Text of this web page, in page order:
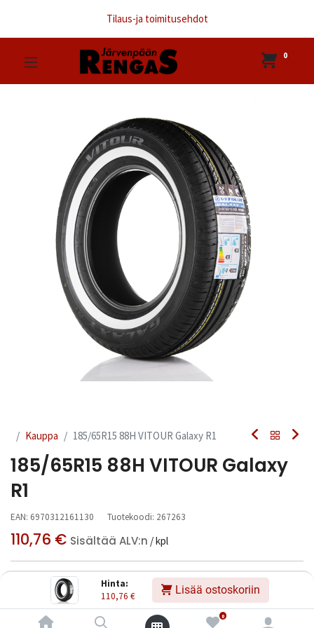
Hinta:
110,76 € Lisää ostoskoriin
0
Tilaus-ja toimitusehdot
0
Kauppa 185/65R15 88H VITOUR Galaxy R1
185/65R15 88H VITOUR Galaxy
R1
EAN: 6970312161130 Tuotekoodi: 267263
110,76 € Sisältää ALV:n / kpl
Toimittajilla (kotimaa):
Saatavilla
Toimitusaika:
3 arkipäivää